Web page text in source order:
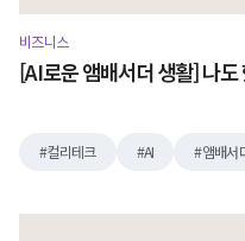
비즈니스
[AI로운 앰배서더 생활] 나
컬리테크 AI 앰배서